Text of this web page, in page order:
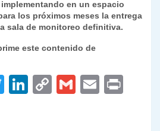
en un espacio
los próximos meses la entrega
sala de monitoreo definitiva.
este contenido de
T
Li
C
G
E